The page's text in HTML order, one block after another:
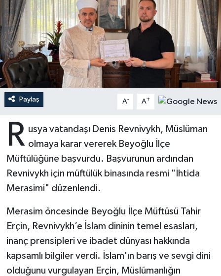
Paylaş A- A+
R usya vatandaşı Denis Revnivykh, Müslüman
olmaya karar vererek Beyoğlu İlçe
Müftülüğüne başvurdu. Başvurunun ardından
Revnivykh için müftülük binasında resmi "İhtida
Merasimi" düzenlendi.
Merasim öncesinde Beyoğlu İlçe Müftüsü Tahir
Erçin, Revnivykh’e İslam dininin temel esasları,
inanç prensipleri ve ibadet dünyası hakkında
kapsamlı bilgiler verdi. İslam'ın barış ve sevgi dini
olduğunu vurgulayan Erçin, Müslümanlığın
Ardahan Müftülüğü
Artvin Müftülüğü
Aydın Müftülüğü
Balıkesir Müftülüğü
Batman Müftülüğü
Bayburt Müftülüğü
Bilecik Müftülüğü
Bingöl Müftülüğü
Bitlis Müftülüğü
Bolu Müftülüğü
Kudüs
Kurban
Mukabele
Peygamberimizin Hayatı
Sahabeler
Zekat
Hutbeler
DİYANET AKADEMİ
DİYANET GENÇLİK
DİYANET RADYO/TV
Dünya
Eğitim
Kültür-Sanat
Sağlık
Makaleler